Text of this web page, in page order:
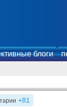
блоги
+81